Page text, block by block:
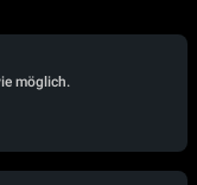
möglich.